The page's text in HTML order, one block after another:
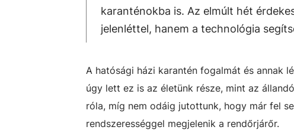
karanténokba is. Az elmúlt hét
jelenléttel, hanem a technológia
A hatósági házi karantén fogalmát és annak
úgy lett ez is az életünk része, mint az
róla, míg nem odáig jutottunk, hogy már fel
rendszerességgel megjelenik a rendőrjárőr.